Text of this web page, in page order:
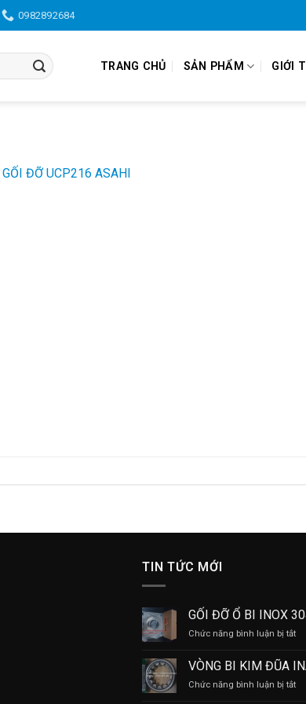
0982892684
TRANG CHỦ SẢN PHẨM GIỚI
GỐI ĐỠ UCP216 ASAHI
TIN TỨC MỚI
GỐI ĐỠ Ổ BI INOX
Chức năng bình luận bị tắtở
ĐỠ
Ổ
BI
VÒNG BI KIM ĐŨA
Chức năng bình luận bị tắtở